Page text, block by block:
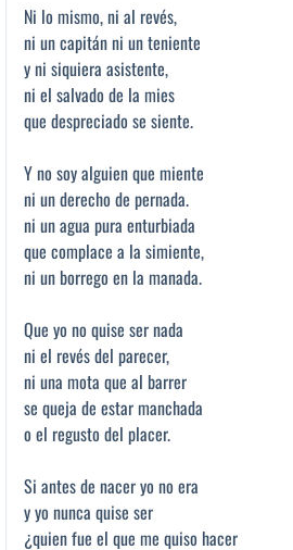
Ni lo mismo, ni al revés,
ni un capitán ni un teniente
y ni siquiera asistente,
ni el salvado de la mies
que despreciado se siente.
Y no soy alguien que miente
ni un derecho de pernada.
ni un agua pura enturbiada
que complace a la simiente,
ni un borrego en la manada.
Que yo no quise ser nada
ni el revés del parecer,
ni una mota que al barrer
se queja de estar manchada
o el regusto del placer.
Si antes de nacer yo no era
y yo nunca quise ser
¿quien fue el que me quiso hacer